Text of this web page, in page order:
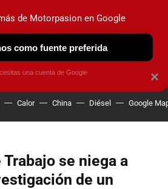
OBSERVATORIO
Calor China Diésel Google
se niega a
de un
×
de Motorpasion en Google
como fuente preferida
una cuenta de Google